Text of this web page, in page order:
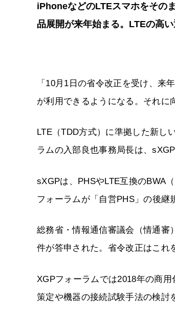
iPhoneなどのLTEスマホをその
品展開が来年始まる。LTEの高
「10月1日の省令改正を受け、来
が利用できるようになる。それに
LTE（TDD方式）に準拠した新
ラムの入部良也事務局長は、
sXGPは、PHSやLTE互換のBWA
フォーラムが「自営PHS」の後継
総務省・情報通信審議会（情通審
件が答申された。省令改正はこれ
XGPフォーラムでは2018年の商
策定や機器の接続試験手法の検討